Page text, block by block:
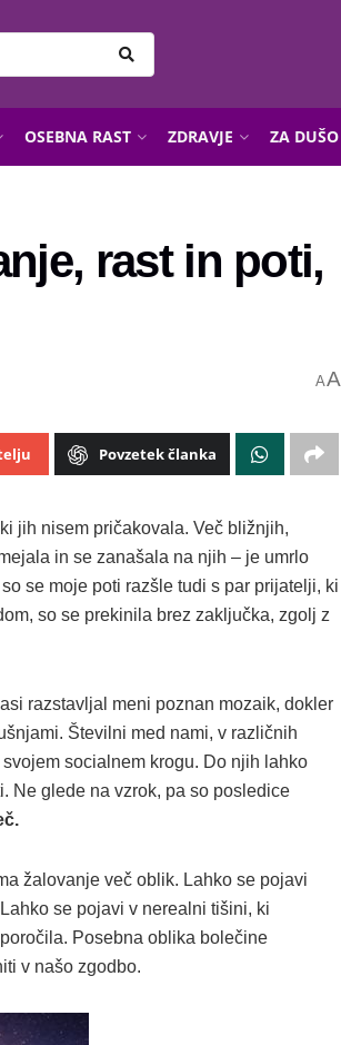
OSEBNA RAST ZDRAVJE ZA DUŠO
rast in poti,
AA
Povzetek članka
jih nisem pričakovala. Več bližnjih,
in se zanašala na njih – je umrlo
se moje poti razšle tudi s par prijatelji, ki
so se prekinila brez zaključka, zgolj z
razstavljal meni poznan mozaik, dokler
Številni med nami, v različnih
socialnem krogu. Do njih lahko
Ne glede na vzrok, pa so posledice
žalovanje več oblik. Lahko se pojavi
se pojavi v nerealni tišini, ki
Posebna oblika bolečine
v našo zgodbo.